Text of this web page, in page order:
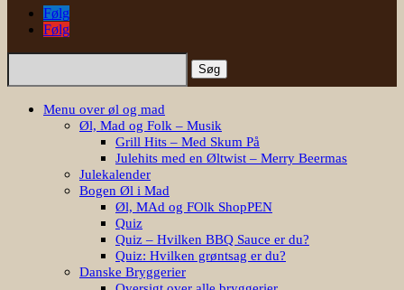
Øl, Mad og Folk – Musik
Grill Hits – Med Skum På
Julehits med en Øltwist – Merry Beermas
Julekalender
Bogen Øl i Mad
Øl, MAd og FOlk ShopPEN
Quiz
Quiz – Hvilken BBQ Sauce er du?
Quiz: Hvilken grøntsag er du?
Danske Bryggerier
Oversigt over alle bryggerier
Kort over de danske bryggerier
Sommerens øloplevelser i Danmark 2020